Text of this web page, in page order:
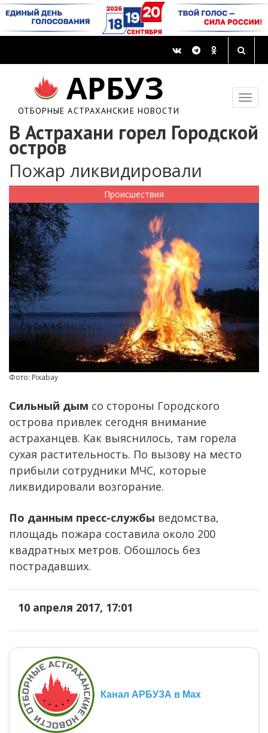
АРБУЗ
ОТБОРНЫЕ АСТРАХАНСКИЕ НОВОСТИ
В Астрахани горел Городской
остров
Пожар ликвидировали
Происшествия
Фото: Pixabay
Сильный дым со стороны Городского
острова привлек сегодня внимание
астраханцев. Как выяснилось, там горела
сухая растительность. По вызову на место
прибыли сотрудники МЧС, которые
ликвидировали возгорание.
По данным пресс-службы ведомства,
площадь пожара составила около 200
квадратных метров. Обошлось без
пострадавших.
10 апреля 2017, 17:01
Канал АРБУЗА в Max